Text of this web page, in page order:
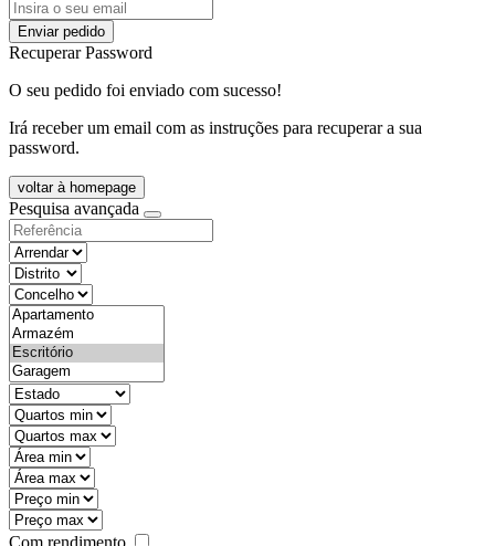
Enviar pedido
Recuperar Password
O seu pedido foi enviado com sucesso!
Irá receber um email com as instruções para recuperar a sua
password.
voltar à homepage
Pesquisa avançada
objective
districtId
countyId
types
state
mintypo
maxtypo
minarea
maxarea
minprice
maxprice
Com rendimento